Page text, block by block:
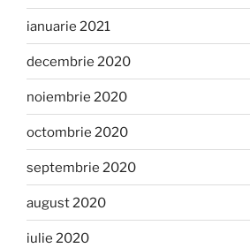
ianuarie 2021
decembrie 2020
noiembrie 2020
octombrie 2020
septembrie 2020
august 2020
iulie 2020